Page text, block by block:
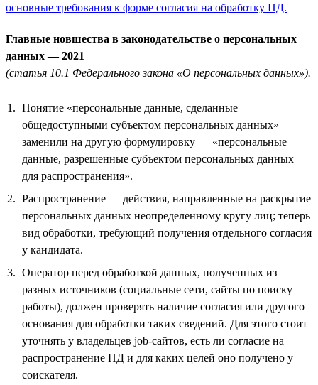
основные требования к форме согласия на обработку ПД.
Главные новшества в законодательстве о персональных
данных — 2021
(статья 10.1 Федерального закона «О персональных данных»).
Понятие «персональные данные, сделанные
общедоступными субъектом персональных данных»
заменили на другую формулировку — «персональные
данные, разрешенные субъектом персональных данных
для распространения».
Распространение — действия, направленные на раскрытие
персональных данных неопределенному кругу лиц; теперь
вид обработки, требующий получения отдельного согласия
у кандидата.
Оператор перед обработкой данных, полученных из
разных источников (социальные сети, сайты по поиску
работы), должен проверять наличие согласия или другого
основания для обработки таких сведений. Для этого стоит
уточнять у владельцев job-сайтов, есть ли согласие на
распространение ПД и для каких целей оно получено у
соискателя.